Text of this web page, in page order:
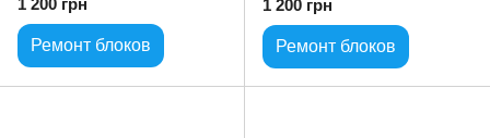
1 200 грн
Ремонт блоков
1 200 грн
Ремонт блоков